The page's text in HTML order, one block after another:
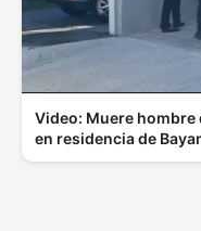
Video: Muere
en residencia de